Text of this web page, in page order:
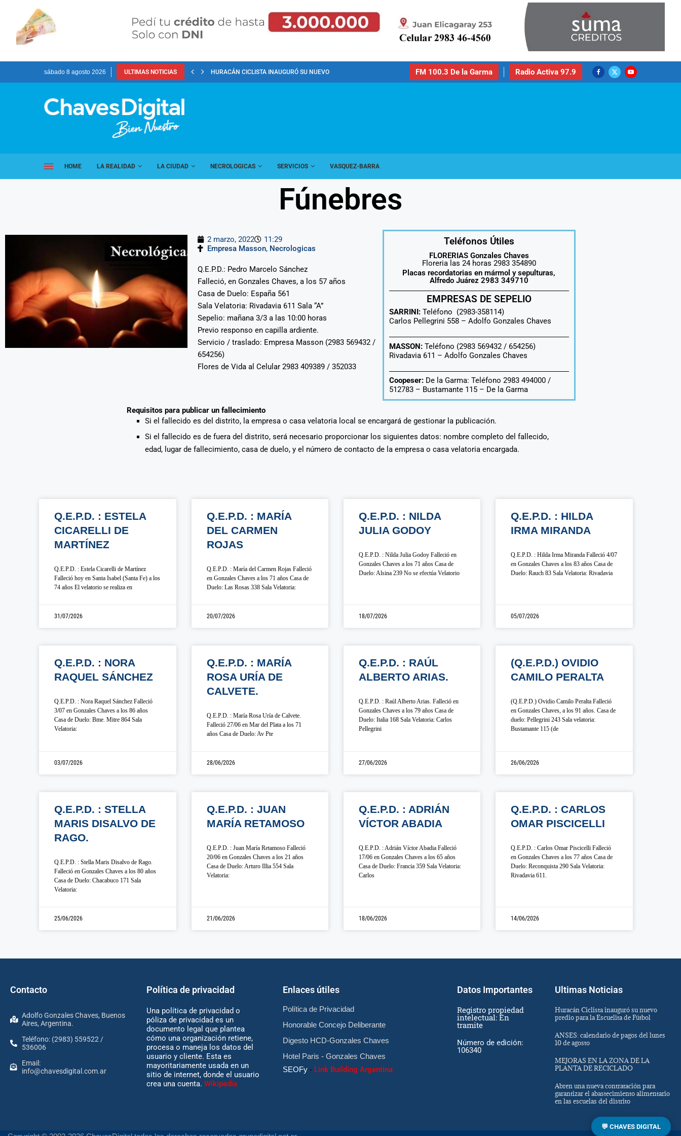
sábado 8 agosto 2026 ULTIMAS NOTICIAS HURACÁN CICLISTA INAUGURÓ SU NUEVO PREDIO PARA LA... FM 100.3 De la Garma Radio Activa 97.9
HOME LA REALIDAD LA CIUDAD NECROLOGICAS SERVICIOS VASQUEZ-BARRA
Fúnebres
2 marzo, 2022
11:29
Empresa Masson, Necrologicas
Q.E.P.D.: Pedro Marcelo Sánchez
Falleció, en Gonzales Chaves, a los 57 años
Casa de Duelo: España 561
Sala Velatoria: Rivadavia 611 Sala “A”
Sepelio: mañana 3/3 a las 10:00 horas
Previo responso en capilla ardiente.
Servicio / traslado: Empresa Masson (2983 569432 /
654256)
Flores de Vida al Celular 2983 409389 / 352033
Teléfonos Útiles
FLORERIAS Gonzales Chaves
Floreria las 24 horas 2983 354890
Placas recordatorias en mármol y sepulturas,
Alfredo Juárez 2983 349710
EMPRESAS DE SEPELIO
SARRINI:Teléfono (2983-358114)
Carlos Pellegrini 558 – Adolfo Gonzales Chaves
MASSON:Teléfono (2983 569432 / 654256)
Rivadavia 611 – Adolfo Gonzales Chaves
Coopeser:De la Garma: Teléfono 2983 494000 /
512783 – Bustamante 115 – De la Garma
Requisitos para publicar un fallecimiento
Si el fallecido es del distrito, la empresa o casa velatoria local se encargará de gestionar la publicación.
Si el fallecido es de fuera del distrito, será necesario proporcionar los siguientes datos: nombre completo del fallecido,
edad, lugar de fallecimiento, casa de duelo, y el número de contacto de la empresa o casa velatoria encargada.
Q.E.P.D. : ESTELA
CICARELLI DE
MARTÍNEZ
Q.E.P.D. : Estela Cicarelli de Martínez
Falleció hoy en Santa Isabel (Santa Fe) a los
74 años El velatorio se realiza en
31/07/2026
Q.E.P.D. : MARÍA
DEL CARMEN
ROJAS
Q.E.P.D. : María del Carmen Rojas Falleció
en Gonzales Chaves a los 71 años Casa de
Duelo: Las Rosas 338 Sala Velatoria:
20/07/2026
Q.E.P.D. : NILDA
JULIA GODOY
Q.E.P.D. : Nilda Julia Godoy Falleció en
Gonzales Chaves a los 71 años Casa de
Duelo: Alsina 239 No se efectúa Velatorio
18/07/2026
Q.E.P.D. : HILDA
IRMA MIRANDA
Q.E.P.D. : Hilda Irma Miranda Falleció 4/07
en Gonzales Chaves a los 83 años Casa de
Duelo: Rauch 83 Sala Velatoria: Rivadavia
05/07/2026
Q.E.P.D. : NORA
RAQUEL SÁNCHEZ
Q.E.P.D. : Nora Raquel Sánchez Falleció
3/07 en Gonzales Chaves a los 86 años
Casa de Duelo: Bme. Mitre 864 Sala
Velatoria:
03/07/2026
Q.E.P.D. : MARÍA
ROSA URÍA DE
CALVETE.
Q.E.P.D. : María Rosa Uría de Calvete.
Falleció 27/06 en Mar del Plata a los 71
años Casa de Duelo: Av Pte
28/06/2026
Q.E.P.D. : RAÚL
ALBERTO ARIAS.
Q.E.P.D. : Raúl Alberto Arias. Falleció en
Gonzales Chaves a los 79 años Casa de
Duelo: Italia 168 Sala Velatoria: Carlos
Pellegrini
27/06/2026
(Q.E.P.D.) OVIDIO
CAMILO PERALTA
(Q.E.P.D.) Ovidio Camilo Peralta Falleció
en Gonzales Chaves, a los 91 años. Casa de
duelo: Pellegrini 243 Sala velatoria:
Bustamante 115 (de
26/06/2026
Q.E.P.D. : STELLA
MARIS DISALVO DE
RAGO.
Q.E.P.D. : Stella Maris Disalvo de Rago.
Falleció en Gonzales Chaves a los 80 años
Casa de Duelo: Chacabuco 171 Sala
Velatoria:
25/06/2026
Q.E.P.D. : JUAN
MARÍA RETAMOSO
Q.E.P.D. : Juan María Retamoso Falleció
20/06 en Gonzales Chaves a los 21 años
Casa de Duelo: Arturo Illia 554 Sala
Velatoria:
21/06/2026
Q.E.P.D. : ADRIÁN
VÍCTOR ABADIA
Q.E.P.D. : Adrián Víctor Abadia Falleció
17/06 en Gonzales Chaves a los 65 años
Casa de Duelo: Francia 359 Sala Velatoria:
Carlos
18/06/2026
Q.E.P.D. : CARLOS
OMAR PISCICELLI
Q.E.P.D. : Carlos Omar Piscicelli Falleció
en Gonzales Chaves a los 77 años Casa de
Duelo: Reconquista 290 Sala Velatoria:
Rivadavia 611.
14/06/2026
Contacto
Adolfo Gonzales Chaves, Buenos
Aires, Argentina.
Teléfono: (2983) 559522 /
536006
Email:
info@chavesdigital.com.ar
Política de privacidad
Una política de privacidad o
póliza de privacidad es un
documento legal que plantea
cómo una organización retiene,
procesa o maneja los datos del
usuario y cliente. Esta es
mayoritariamente usada en un
sitio de internet, donde el usuario
crea una cuenta. Wikipedia
Enlaces útiles
Política de Privacidad
Honorable Concejo Deliberante
Digesto HCD-Gonzales Chaves
Hotel Paris - Gonzales Chaves
SEOFy- Link Building Argentina
Datos Importantes
Registro propiedad
intelectual: En
tramite
Número de edición:
106340
Ultimas Noticias
Huracán Ciclista inauguró su nuevo
predio para la Escuelita de Fútbol
ANSES: calendario de pagos del lunes
10 de agosto
MEJORAS EN LA ZONA DE LA
PLANTA DE RECICLADO
Abren una nueva contratación para
garantizar el abastecimiento alimentario
en las escuelas del distrito
💬 CHAVES DIGITAL